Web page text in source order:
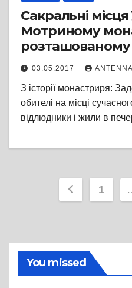
Сакральні
Мотриному
Яру, більше
03.05.2017 ANTENNA
З історії монастриря:
обителі на місці
відлюдники і жили в
1
You missed